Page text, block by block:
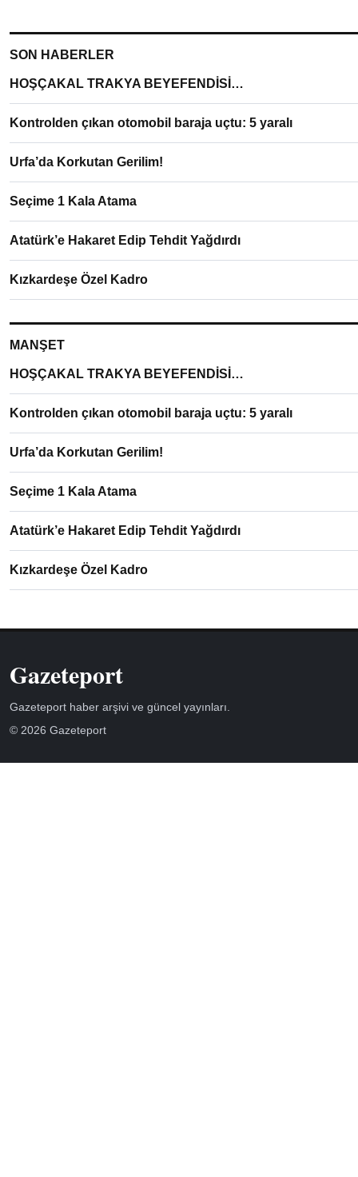
SON HABERLER
HOŞÇAKAL TRAKYA BEYEFENDİSİ…
Kontrolden çıkan otomobil baraja uçtu: 5 yaralı
Urfa’da Korkutan Gerilim!
Seçime 1 Kala Atama
Atatürk’e Hakaret Edip Tehdit Yağdırdı
Kızkardeşe Özel Kadro
MANŞET
HOŞÇAKAL TRAKYA BEYEFENDİSİ…
Kontrolden çıkan otomobil baraja uçtu: 5 yaralı
Urfa’da Korkutan Gerilim!
Seçime 1 Kala Atama
Atatürk’e Hakaret Edip Tehdit Yağdırdı
Kızkardeşe Özel Kadro
Gazeteport
Gazeteport haber arşivi ve güncel yayınları.
© 2026 Gazeteport